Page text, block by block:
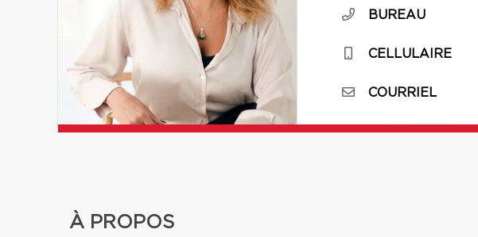
BUREAU
CELLULAIRE
COURRIEL
À PROPOS